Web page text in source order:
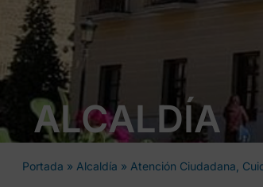
ALCALDÍA
Portada » Alcaldía » Atención Ciudadana,